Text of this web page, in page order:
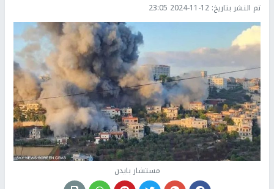
تم النشر بتاريخ: 2024-11-12 23:05
مستشار بايدن